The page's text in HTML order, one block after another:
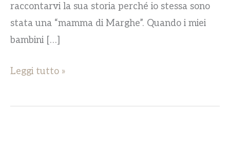
raccontarvi la sua storia perché io stessa sono
stata una “mamma di Marghe”. Quando i miei
bambini […]
Leggi tutto »